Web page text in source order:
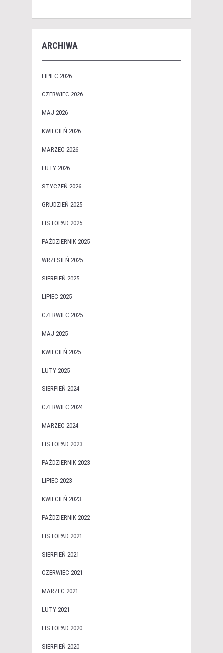
ARCHIWA
LIPIEC 2026
CZERWIEC 2026
MAJ 2026
KWIECIEŃ 2026
MARZEC 2026
LUTY 2026
STYCZEŃ 2026
GRUDZIEŃ 2025
LISTOPAD 2025
PAŹDZIERNIK 2025
WRZESIEŃ 2025
SIERPIEŃ 2025
LIPIEC 2025
CZERWIEC 2025
MAJ 2025
KWIECIEŃ 2025
LUTY 2025
SIERPIEŃ 2024
CZERWIEC 2024
MARZEC 2024
LISTOPAD 2023
PAŹDZIERNIK 2023
LIPIEC 2023
KWIECIEŃ 2023
PAŹDZIERNIK 2022
LISTOPAD 2021
SIERPIEŃ 2021
CZERWIEC 2021
MARZEC 2021
LUTY 2021
LISTOPAD 2020
SIERPIEŃ 2020